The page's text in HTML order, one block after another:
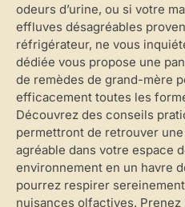
odeurs d’urine, ou si votre
effluves désagréables
réfrigérateur, ne vous
dédiée vous propose une
de remèdes de grand-mère
efficacement toutes les
Découvrez des conseils
permettront de retrouver
agréable dans votre espace
environnement en un havre
pourrez respirer
nuisances olfactives. Prenez